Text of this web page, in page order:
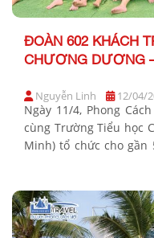
ĐOÀN 602 KHÁCH
CHƯƠNG DƯƠNG
Nguyễn Linh 12/04/
Ngày 11/4, Phong
cùng Trường Tiểu học
Minh) tổ chức cho gần